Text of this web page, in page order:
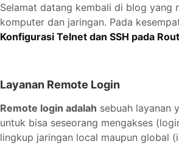
Selamat datang kembali di blog yang
komputer dan jaringan. Pada
Konfigurasi Telnet dan SSH pada
Layanan Remote Login
Remote login adalah sebuah layanan
untuk bisa seseorang mengakses
lingkup jaringan local maupun global